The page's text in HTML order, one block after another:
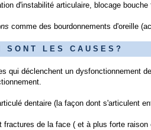
d'instabilité articulaire, blocage
comme des bourdonnements d'oreille
S O N T L E S C A U S E S ?
qui déclenchent un dysfonctionnement
dentaire (la façon dont s'articulent
fractures de la face ( et à plus forte